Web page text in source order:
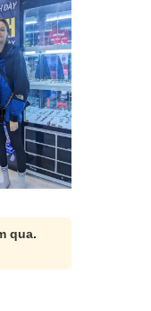
qua.